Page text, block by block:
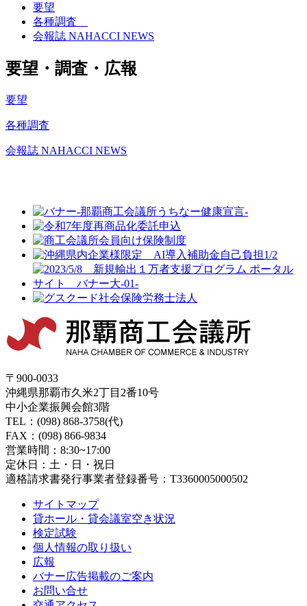
要望
各種調査
会報誌 NAHACCI NEWS
要望・調査・広報
要望
各種調査
会報誌 NAHACCI NEWS
〒900-0033
沖縄県那覇市久米2丁目2番10号
中小企業振興会館3階
TEL：(098) 868-3758(代)
FAX：(098) 866-9834
営業時間：8:30~17:00
定休日：土・日・祝日
適格請求書発行事業者登録番号：T3360005000502
サイトマップ
貸ホール・貸会議室空き状況
検定試験
個人情報の取り扱い
広報
バナー広告掲載のご案内
お問い合せ